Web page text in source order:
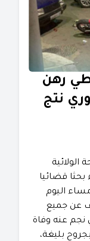
رهن
نتج
الولائية
بحثا قضائيا
اليوم
عن جميع
نجم عنه وفاة
بليغة،